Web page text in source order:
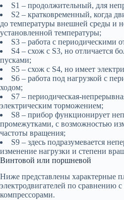
S1 – продолжительный, для
S2 – кратковременный, когда
до температуры внешней среды и
установленной температуры;
S3 – работа с периодическими
S4 – схож с S3, но отличается
пусками;
S5 – схож с S4, но имеет
S6 – работа под нагрузкой с
ходом;
S7 – периодическая-
электрическим торможением;
S8 – прибор функционирует
промежутками, с возможностью
частоты вращения;
S9 – здесь подразумевается
изменение нагрузки и степени
Винтовой или поршневой
Ниже представлены характерные
электродвигателей по сравнению
компрессорами.